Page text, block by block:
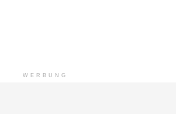
WERBUNG